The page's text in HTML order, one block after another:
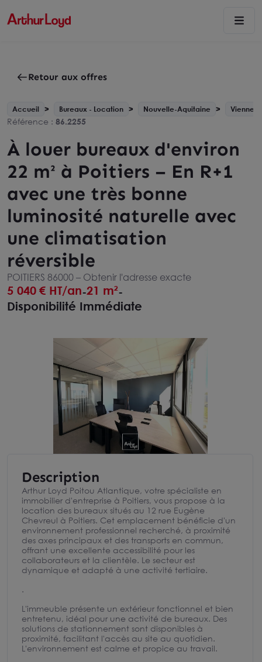
Retour aux offres
Accueil Bureaux - Location Nouvelle-Aquitaine Vienne -
Référence : 86.2255
À louer bureaux d'environ
22 m² à Poitiers – En R+1
avec une très bonne
luminosité naturelle avec
une climatisation
réversible
POITIERS 86000 – Obtenir l'adresse exacte
5 040 € HT/an-21 m²-
Disponibilité Immédiate
Description
Arthur Loyd Poitou Atlantique, votre spécialiste en
immobilier d'entreprise à Poitiers, vous propose à la
location des bureaux situés au 12 rue Eugène
Chevreul à Poitiers. Cet emplacement bénéficie d'un
environnement professionnel recherché, à proximité
des axes principaux et des transports en commun,
offrant une excellente accessibilité pour les
collaborateurs et la clientèle. Le secteur est
dynamique et adapté à une activité tertiaire.
.
L'immeuble présente un extérieur fonctionnel et bien
entretenu, idéal pour une activité de bureaux. Des
solutions de stationnement sont disponibles à
proximité, facilitant l'accès au site au quotidien.
L'environnement est calme et propice au travail.